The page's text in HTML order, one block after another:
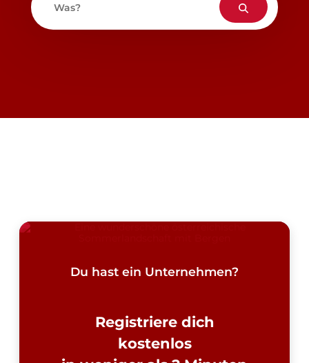
Was?
Du hast ein Unternehmen?
Registriere dich
kostenlos